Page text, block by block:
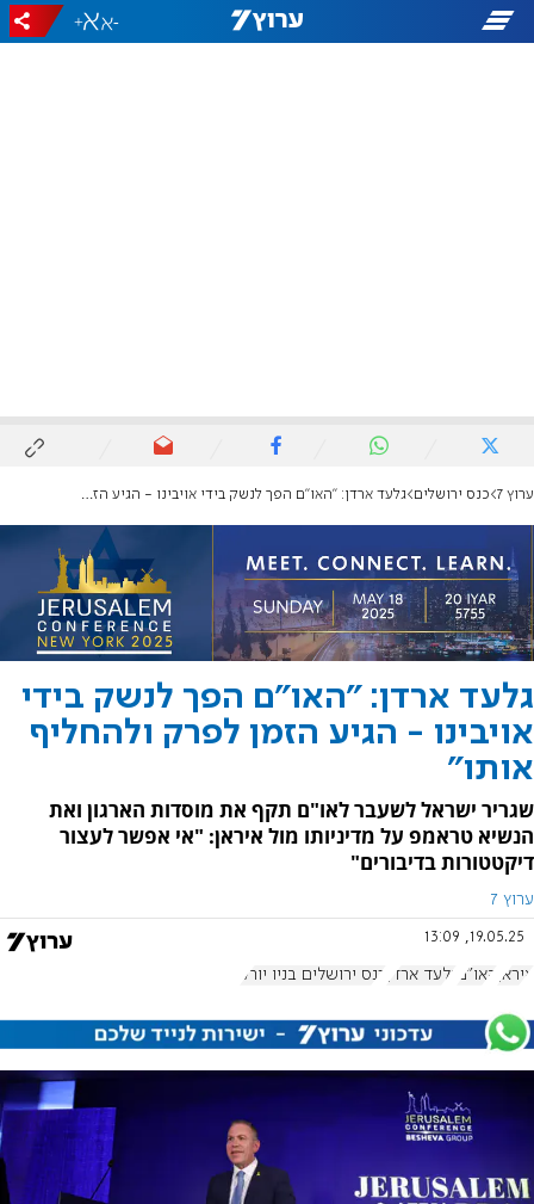
-
+
ערוץ 7 כנס ירושלים גלעד ארדן: "האו"ם הפך לנשק בידי אויבינו - הגיע הזמן לפרק ולהחליף אותו"
גלעד ארדן: "האו"ם הפך לנשק בידי
אויבינו - הגיע הזמן לפרק ולהחליף
אותו"
שגריר ישראל לשעבר לאו"ם תקף את מוסדות הארגון ואת
הנשיא טראמפ על מדיניותו מול איראן: "אי אפשר לעצור
דיקטטורות בדיבורים"
ערוץ 7
19.05.25, 13:09
איראן האו"ם גלעד ארדן כנס ירושלים בניו יורק